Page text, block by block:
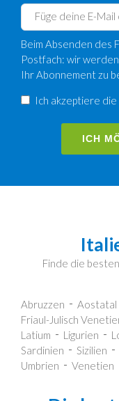
Beim Absenden des
Postfach: wir
Ihr Abonnement zu
Ich akzeptiere die
ICH
Finde die
Abruzzen Aostatal
Friaul-Julisch
Latium
Ligurien
Sardinien
Sizilien
Umbrien
Venetien